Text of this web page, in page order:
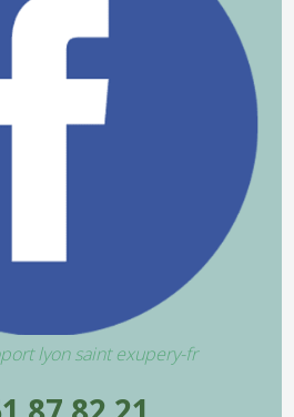
lyon saint exupery-fr